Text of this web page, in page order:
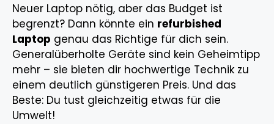
Neuer Laptop nötig, aber das Budget ist
begrenzt? Dann könnte ein refurbished
Laptop genau das Richtige für dich sein.
Generalüberholte Geräte sind kein Geheimtipp
mehr – sie bieten dir hochwertige Technik zu
einem deutlich günstigeren Preis. Und das
Beste: Du tust gleichzeitig etwas für die
Umwelt!